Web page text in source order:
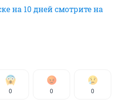
на 10 дней смотрите на
0 0 0